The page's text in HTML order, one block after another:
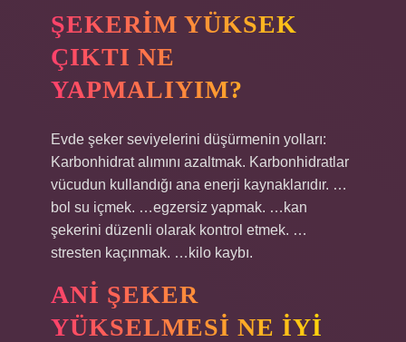
ŞEKERIM YÜKSEK
ÇIKTI NE
YAPMALIYIM?
Evde şeker seviyelerini düşürmenin yolları:
Karbonhidrat alımını azaltmak. Karbonhidratlar
vücudun kullandığı ana enerji kaynaklarıdır. …
bol su içmek. …egzersiz yapmak. …kan
şekerini düzenli olarak kontrol etmek. …
stresten kaçınmak. …kilo kaybı.
ANI ŞEKER
YÜKSELMESI NE IYI